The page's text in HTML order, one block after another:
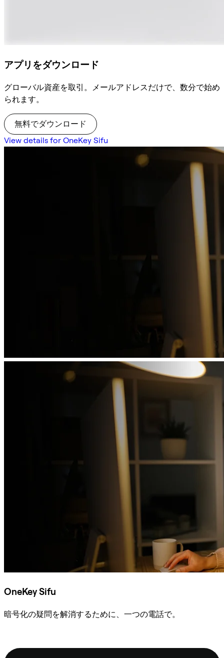
アプリをダウンロード
グローバル資産を取引。メールアドレスだけで、数分で始め
られます。
無料でダウンロード
View details for OneKey Sifu
OneKey Sifu
暗号化の疑問を解消するために、一つの電話で。